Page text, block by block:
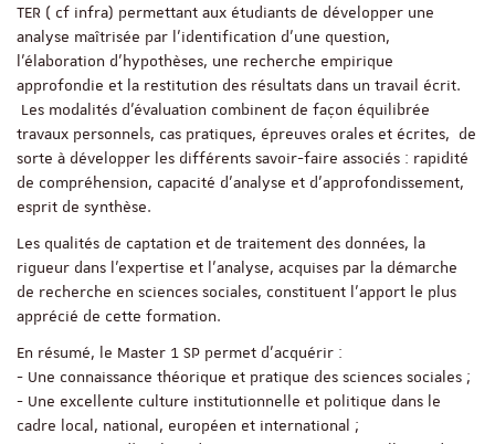
TER ( cf infra) permettant aux étudiants de développer une
analyse maîtrisée par l'identification d'une question,
l'élaboration d'hypothèses, une recherche empirique
approfondie et la restitution des résultats dans un travail écrit.
Les modalités d’évaluation combinent de façon équilibrée
travaux personnels, cas pratiques, épreuves orales et écrites, de
sorte à développer les différents savoir-faire associés : rapidité
de compréhension, capacité d’analyse et d’approfondissement,
esprit de synthèse.
Les qualités de captation et de traitement des données, la
rigueur dans l’expertise et l’analyse, acquises par la démarche
de recherche en sciences sociales, constituent l’apport le plus
apprécié de cette formation.
En résumé, le Master 1 SP permet d’acquérir :
- Une connaissance théorique et pratique des sciences sociales ;
- Une excellente culture institutionnelle et politique dans le
cadre local, national, européen et international ;